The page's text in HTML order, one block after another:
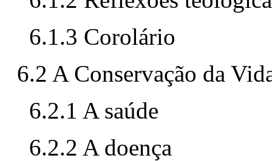
6.1.3 Corolário
6.2 A Conservação da
6.2.1 A saúde
6.2.2 A doença